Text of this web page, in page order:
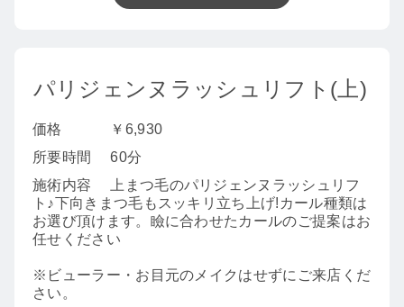
パリジェンヌラッシュリフト(上)
価格
￥6,930
所要時間
60分
施術内容
上まつ毛のパリジェンヌラッシュリフ
ト♪下向きまつ毛もスッキリ立ち上げ!カール種類は
お選び頂けます。瞼に合わせたカールのご提案はお
任せください
※ビューラー・お目元のメイクはせずにご来店くだ
さい。